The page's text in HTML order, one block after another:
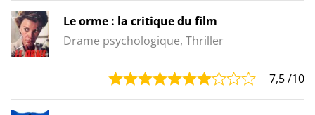
Le orme : la critique du film
Drame psychologique, Thriller
7,5/10